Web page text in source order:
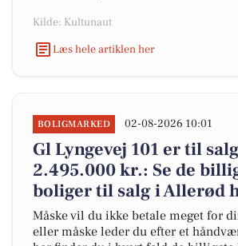
Kilde: Kultunaut
Læs hele artiklen her
BOLIGMARKED 02-08-2026 10:01
Gl Lyngevej 101 er til
2.495.000 kr.: Se de
boliger til salg i Allerød
Måske vil du ikke betale meget for
eller måske leder du efter et